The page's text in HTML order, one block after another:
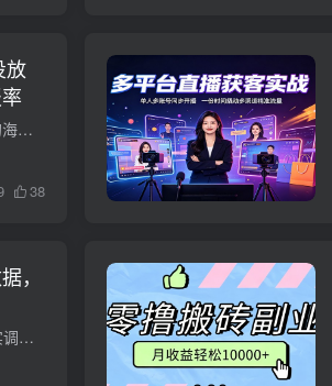
放
课程介绍 本套谷歌 Ads 系统课程是一套完整的海外广告运营学习体系，从底层运行原理入门，依次讲解各类广告计划、关键词调研、广告拓展素材、落地页打造、转化数据搭建等核心内容。课程配备表格...
38
，
依托 Bumble、AARP 及国内各大社交平台真实调研数据，围绕当下 “友谊衰退” 社会现象展开讲解。当下超半数成年人一年内无法结识新朋友，近六成国人挚友不足两人，大家内心渴望真挚情谊，现实却...